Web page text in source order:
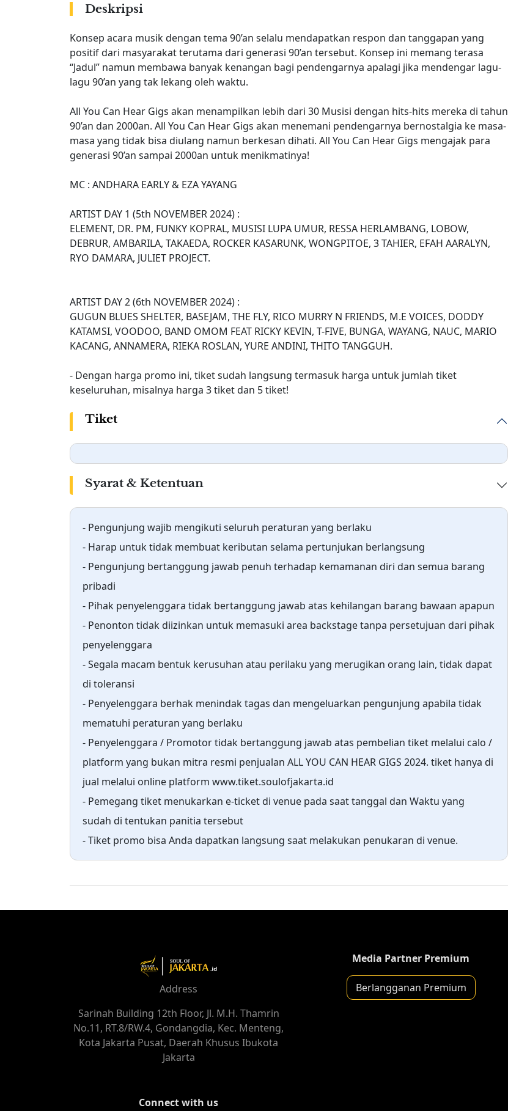
Deskripsi
Konsep acara musik dengan tema 90’an selalu mendapatkan respon dan tanggapan yang
positif dari masyarakat terutama dari generasi 90’an tersebut. Konsep ini memang terasa
“Jadul” namun membawa banyak kenangan bagi pendengarnya apalagi jika mendengar lagu-
lagu 90’an yang tak lekang oleh waktu.
All You Can Hear Gigs akan menampilkan lebih dari 30 Musisi dengan hits-hits mereka di tahun
90’an dan 2000an. All You Can Hear Gigs akan menemani pendengarnya bernostalgia ke masa-
masa yang tidak bisa diulang namun berkesan dihati. All You Can Hear Gigs mengajak para
generasi 90’an sampai 2000an untuk menikmatinya!
MC : ANDHARA EARLY & EZA YAYANG
ARTIST DAY 1 (5th NOVEMBER 2024) :
ELEMENT, DR. PM, FUNKY KOPRAL, MUSISI LUPA UMUR, RESSA HERLAMBANG, LOBOW,
DEBRUR, AMBARILA, TAKAEDA, ROCKER KASARUNK, ⁠WONGPITOE, 3 TAHIER, EFAH AARALYN,
RYO DAMARA, JULIET PROJECT.
ARTIST DAY 2 (6th NOVEMBER 2024) :
GUGUN BLUES SHELTER, BASEJAM, THE FLY, RICO MURRY N FRIENDS, M.E VOICES, DODDY
KATAMSI, VOODOO, BAND OMOM FEAT RICKY KEVIN, T-FIVE, BUNGA, WAYANG, NAUC, MARIO
KACANG, ANNAMERA, RIEKA ROSLAN, YURE ANDINI, THITO TANGGUH.
- Dengan harga promo ini, tiket sudah langsung termasuk harga untuk jumlah tiket
keseluruhan, misalnya harga 3 tiket dan 5 tiket!
Tiket
Syarat & Ketentuan
- Pengunjung wajib mengikuti seluruh peraturan yang berlaku
- Harap untuk tidak membuat keributan selama pertunjukan berlangsung
- Pengunjung bertanggung jawab penuh terhadap kemamanan diri dan semua barang
pribadi
- Pihak penyelenggara tidak bertanggung jawab atas kehilangan barang bawaan apapun
- Penonton tidak diizinkan untuk memasuki area backstage tanpa persetujuan dari pihak
penyelenggara
- Segala macam bentuk kerusuhan atau perilaku yang merugikan orang lain, tidak dapat
di toleransi
- Penyelenggara berhak menindak tagas dan mengeluarkan pengunjung apabila tidak
mematuhi peraturan yang berlaku
- Penyelenggara / Promotor tidak bertanggung jawab atas pembelian tiket melalui calo /
platform yang bukan mitra resmi penjualan ALL YOU CAN HEAR GIGS 2024. tiket hanya di
jual melalui online platform www.tiket.soulofjakarta.id
- Pemegang tiket menukarkan e-ticket di venue pada saat tanggal dan Waktu yang
sudah di tentukan panitia tersebut
- Tiket promo bisa Anda dapatkan langsung saat melakukan penukaran di venue.
Address
Sarinah Building 12th Floor, Jl. M.H. Thamrin
No.11, RT.8/RW.4, Gondangdia, Kec. Menteng,
Kota Jakarta Pusat, Daerah Khusus Ibukota
Jakarta
Connect with us
Media Partner Premium
Berlangganan Premium